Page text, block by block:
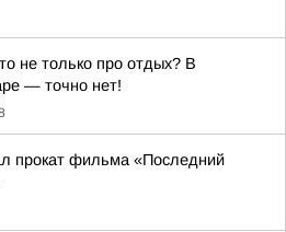
не только про отдых? В
— точно нет!
прокат фильма «Последний